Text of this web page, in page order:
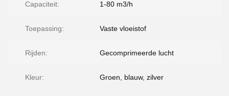
Capaciteit: 1-80 m3/h
Toepassing: Vaste vloeistof
Rijden: Gecomprimeerde lucht
Kleur: Groen, blauw, zilver